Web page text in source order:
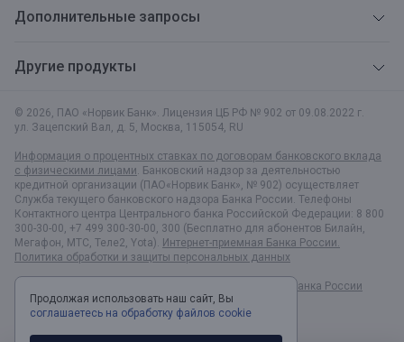
© 2026, ПАО «Норвик Банк». Лицензия ЦБ РФ № 902 от 09.08.2022 г.
ул. Зацепский Вал, д. 5, Москва, 115054, RU
Информация о процентных ставках по договорам банковского вклада
с физическими лицами. Банковский надзор за деятельностью
кредитной организации (ПАО«Норвик Банк», № 902) осуществляет
Служба текущего банковского надзора Банка России. Телефоны
Контактного центра Центрального банка Российской Федерации: 8 800
300-30-00, +7 499 300-30-00, 300 (Бесплатно для абонентов Билайн,
Мегафон, МТС, Теле2, Yota). Интернет-приемная Банка России.
Политика обработки и защиты персональных данных
Раскрытие информации в соответствии c Указанием Банка России
№6496-У
Дополнительные запросы
Другие продукты
Продолжая использовать наш сайт, Вы
соглашаетесь на обработку файлов cookie